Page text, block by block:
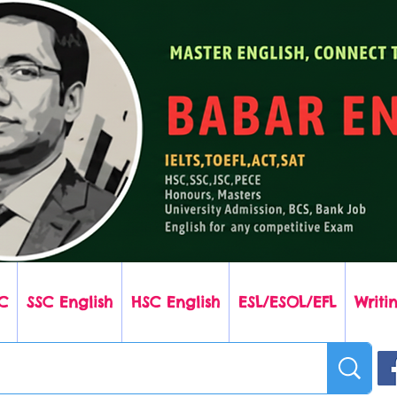
SSC English HSC English ESL/ESOL/EFL